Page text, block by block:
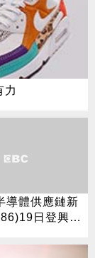
力
導體供應鏈新
日登興
待今、明年營